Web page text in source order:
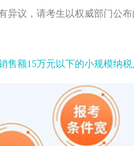
异议，请考生以权威部门公布
售额15万元以下的小规模纳